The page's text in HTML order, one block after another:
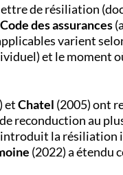
de résiliation
Code des assurances
varient
et le moment
etChatel (2005) ont
reconduction au
introduit la résiliation
(2022) a étendu